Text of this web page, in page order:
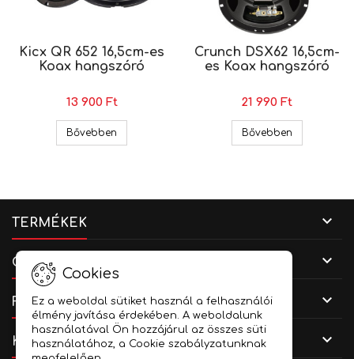
Kicx QR 652 16,5cm-es
Koax hangszóró
13 900 Ft
Bővebben Kicx QR 652 16,5cm-es Koax hangszóró
Crunch DSX62 16,5cm-
es Koax hangszóró
21 990 Ft
Bővebben
TERMÉKEK 
CÉGADATOK 
FIÓKOD 
KAPCSOLAT 
Cookies
Ez a weboldal sütiket használ a felhasználói
élmény javítása érdekében. A weboldalunk
használatával Ön hozzájárul az összes süti
használatához, a Cookie szabályzatunknak